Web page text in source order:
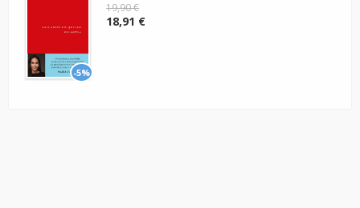
-5%
19,90 €
18,91 €